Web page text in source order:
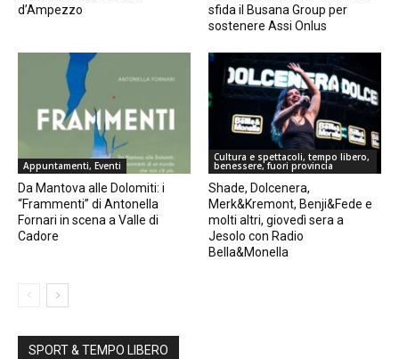
d’Ampezzo
sfida il Busana Group per
sostenere Assi Onlus
Appuntamenti, Eventi
Da Mantova alle Dolomiti: i
“Frammenti” di Antonella
Fornari in scena a Valle di
Cadore
Cultura e spettacoli, tempo libero,
benessere, fuori provincia
Shade, Dolcenera,
Merk&Kremont, Benji&Fede e
molti altri, giovedì sera a
Jesolo con Radio
Bella&Monella
SPORT & TEMPO LIBERO